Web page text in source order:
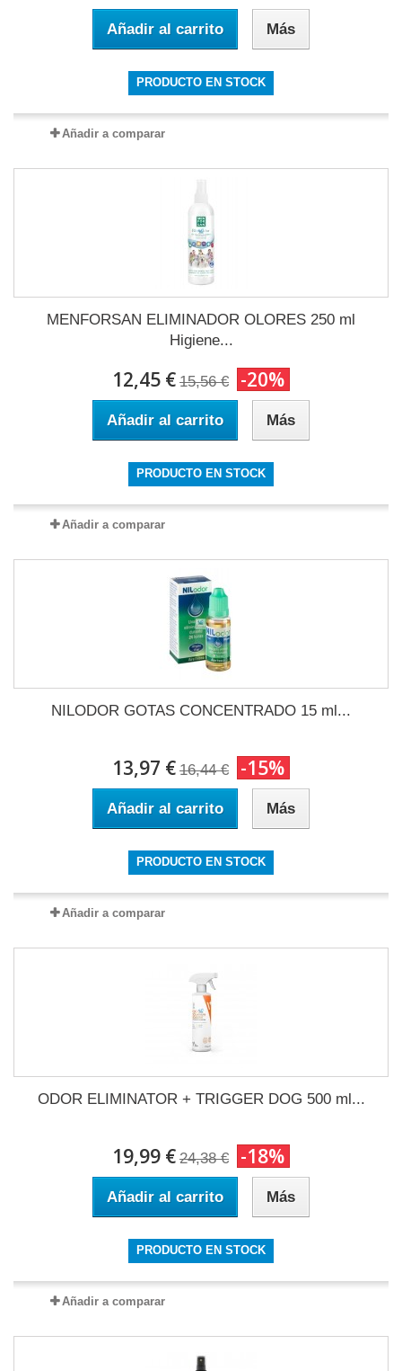
Añadir al carrito Más
PRODUCTO EN STOCK
Añadir a comparar
MENFORSAN ELIMINADOR OLORES 250 ml
Higiene...
12,45 € 15,56 € -20%
Añadir al carrito Más
PRODUCTO EN STOCK
Añadir a comparar
NILODOR GOTAS CONCENTRADO 15 ml...
13,97 € 16,44 € -15%
Añadir al carrito Más
PRODUCTO EN STOCK
Añadir a comparar
ODOR ELIMINATOR + TRIGGER DOG 500 ml...
19,99 € 24,38 € -18%
Añadir al carrito Más
PRODUCTO EN STOCK
Añadir a comparar